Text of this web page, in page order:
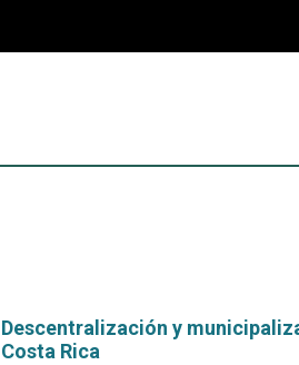
Descentralización y
Costa Rica